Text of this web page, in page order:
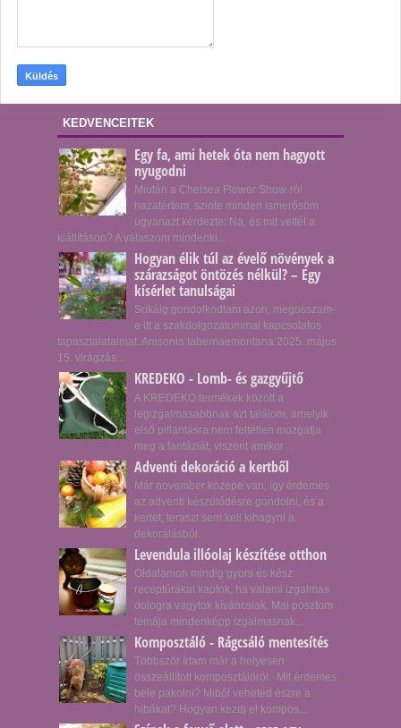
KEDVENCEITEK
Egy fa, ami hetek óta nem hagyott
nyugodni
Miután a Chelsea Flower Show-ról
hazatértem, szinte minden ismerősöm
ugyanazt kérdezte: Na, és mit vettél a
kiállításon? A válaszom mindenki...
Hogyan élik túl az évelő növények a
szárazságot öntözés nélkül? – Egy
kísérlet tanulságai
Sokáig gondolkodtam azon, megosszam-
e itt a szakdolgozatommal kapcsolatos
tapasztalataimat. Amsonia tabernaemontana 2025. május
15. virágzás...
KREDEKO - Lomb- és gazgyűjtő
A KREDEKO termékek között a
legizgalmasabbnak azt találom, amelyik
első pillantásra nem feltétlen mozgatja
meg a fantáziát, viszont amikor ...
Adventi dekoráció a kertből
Már november közepe van, így érdemes
az adventi készülődésre gondolni, és a
kertet, teraszt sem kell kihagyni a
dekorálásból.
Levendula illóolaj készítése otthon
Oldalamon mindig gyors és kész
receptúrákat kaptok, ha valami izgalmas
dologra vagytok kíváncsiak. Mai posztom
témája mindenképp izgalmasnak...
Komposztáló - Rágcsáló mentesítés
Többször írtam már a helyesen
összeállított komposztálóról. Mit érdemes
bele pakolni? Miből veheted észre a
hibákat? Hogyan kezdj el kompos...